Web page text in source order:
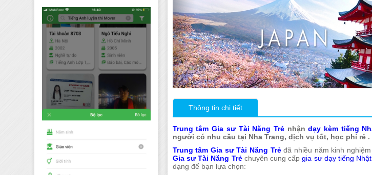
Thông tin chi tiết
Trung tâm Gia sư Tài Năng Trẻnhậndạy kèm tiếng
người có nhu cầu tại Nha Trang, dịch vụ tốt, học phí rẻ .
Trung tâm Gia sư Tài Năng Trẻđã nhiều năm kinh
Gia sư Tài Năng Trẻchuyên cung cấp gia sư dạy tiếng
dạng để bạn lựa chọn: